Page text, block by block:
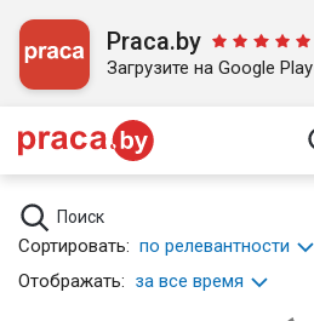
Praca.by
Загрузите на Google Play
Поиск
Сортировать: по релевантности
Отображать: за все время